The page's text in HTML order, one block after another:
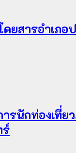
ยสารอำเภ
นักท่องเที่ย
ร์